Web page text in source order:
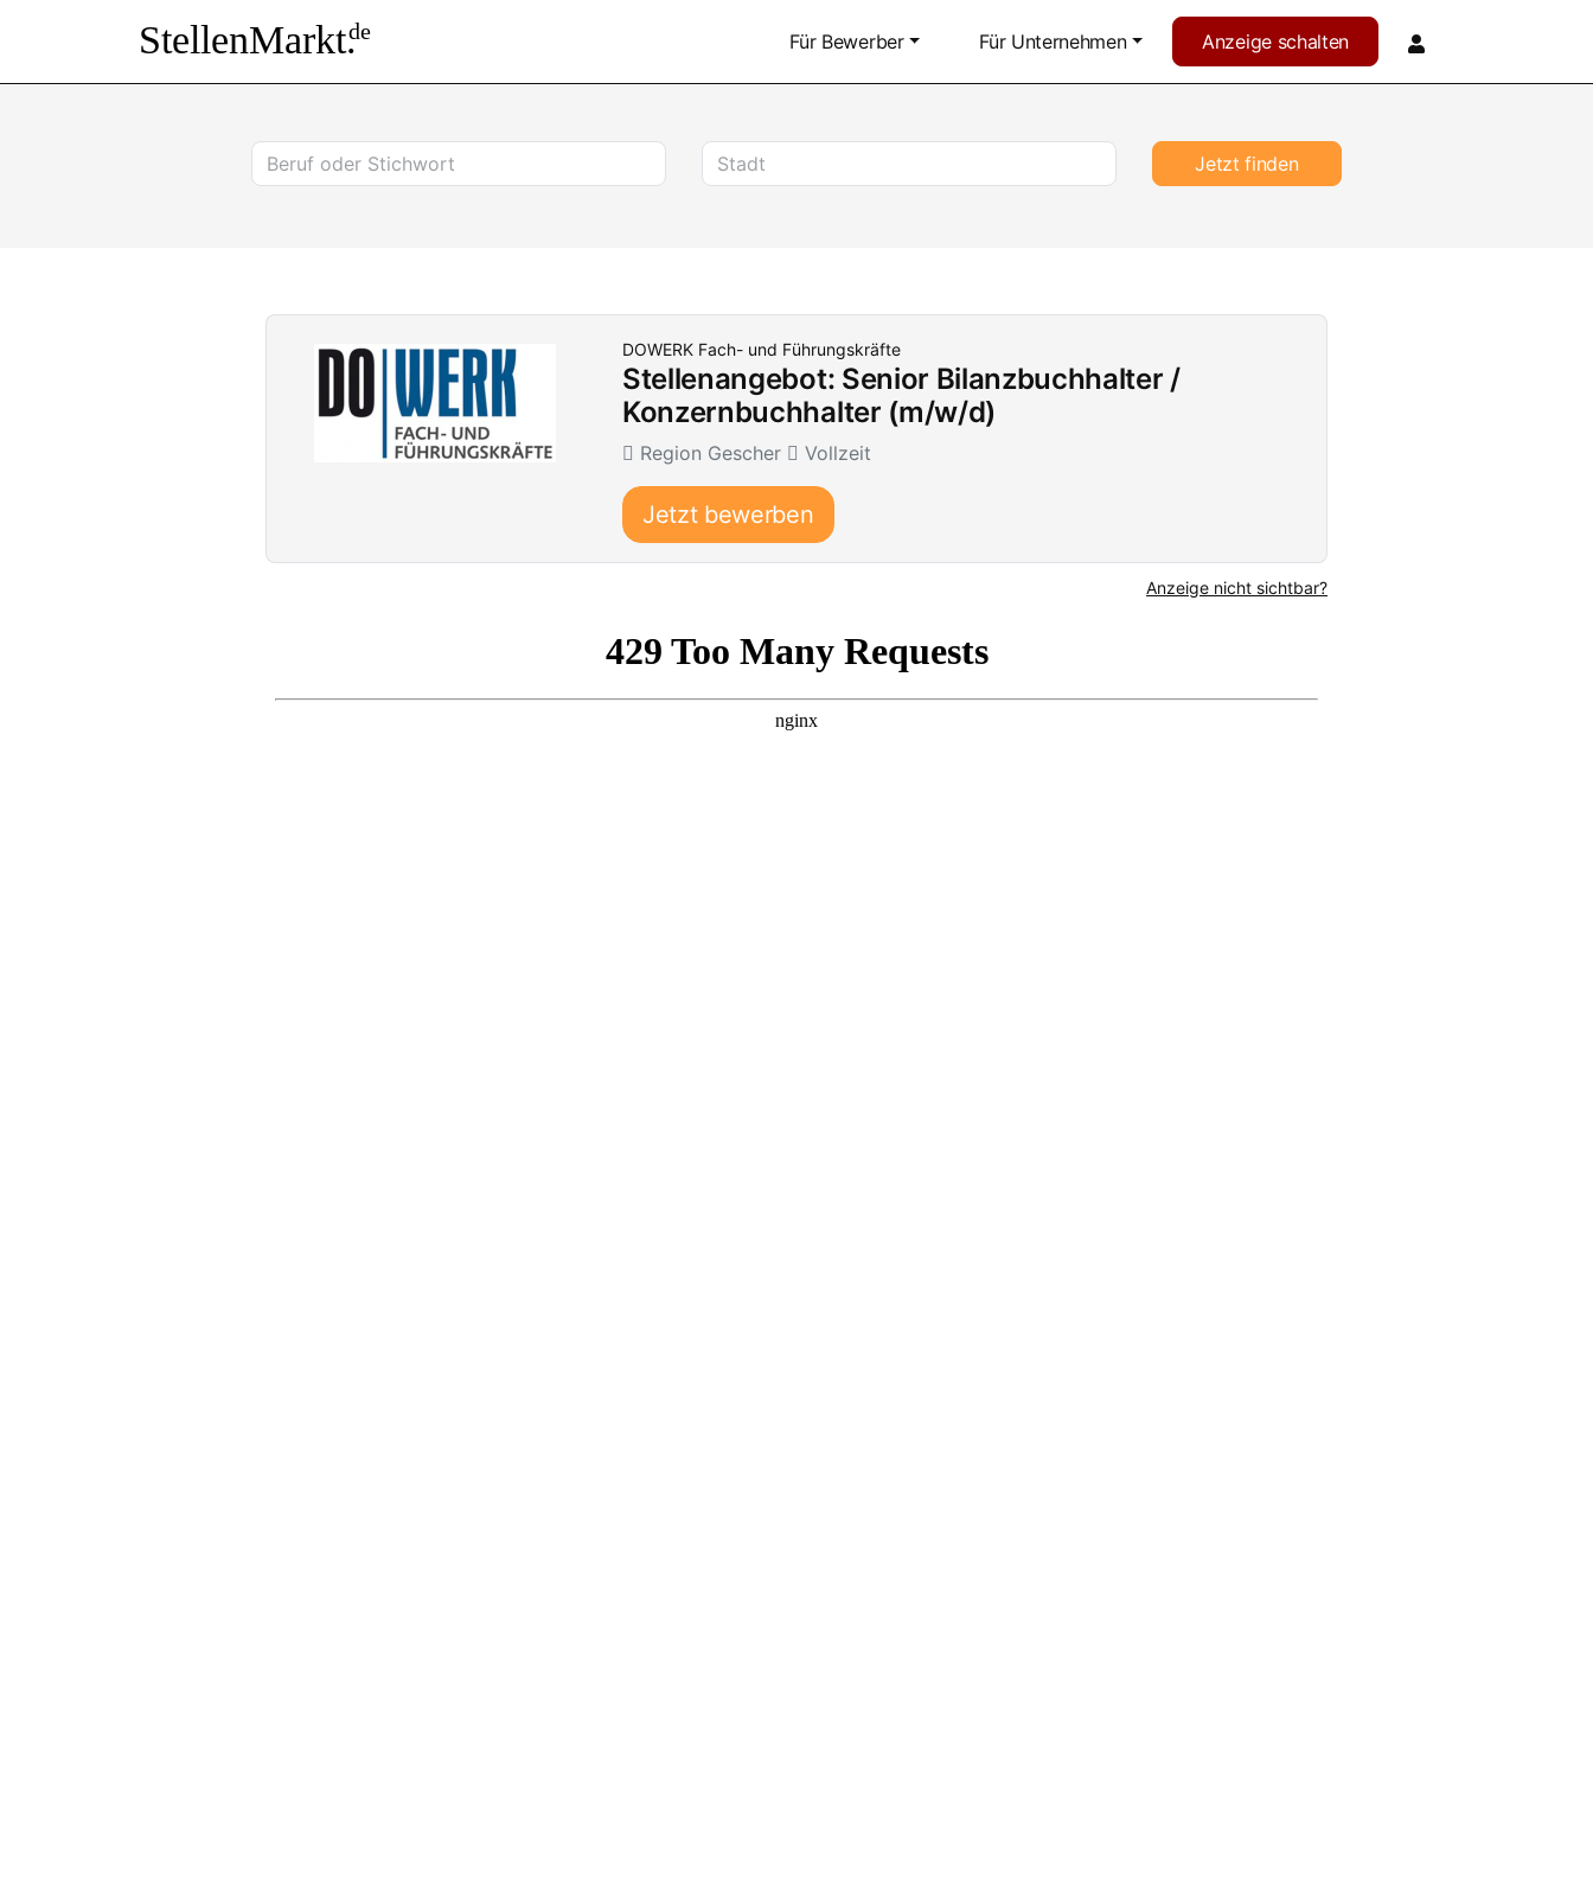
StellenMarkt.de Für Bewerber Für Unternehmen Anzeige schalten
Jetzt finden
DOWERK Fach- und Führungskräfte
Stellenangebot: Senior Bilanzbuchhalter /
Konzernbuchhalter (m/w/d)
Region Gescher Vollzeit
Jetzt bewerben
Anzeige nicht sichtbar?